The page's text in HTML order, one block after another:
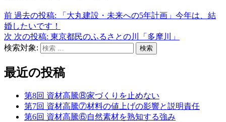
前 過去の投稿:
「大丸建設・未来への5年計画」今年は、結
婚したいです！
次 次の投稿: 東京都民のふるさとの川「多摩川」
検索対象:
検索
最近の投稿
第8回 資材高騰⑧家づくりを止めない
第7回 資材高騰⑦材料の値上げの影響と説明責任
第6回 資材高騰⑥自然素材を熟知する強み